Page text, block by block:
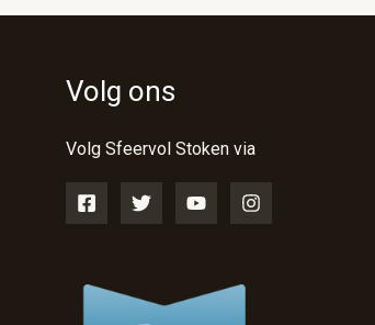
Volg ons
Volg Sfeervol Stoken via